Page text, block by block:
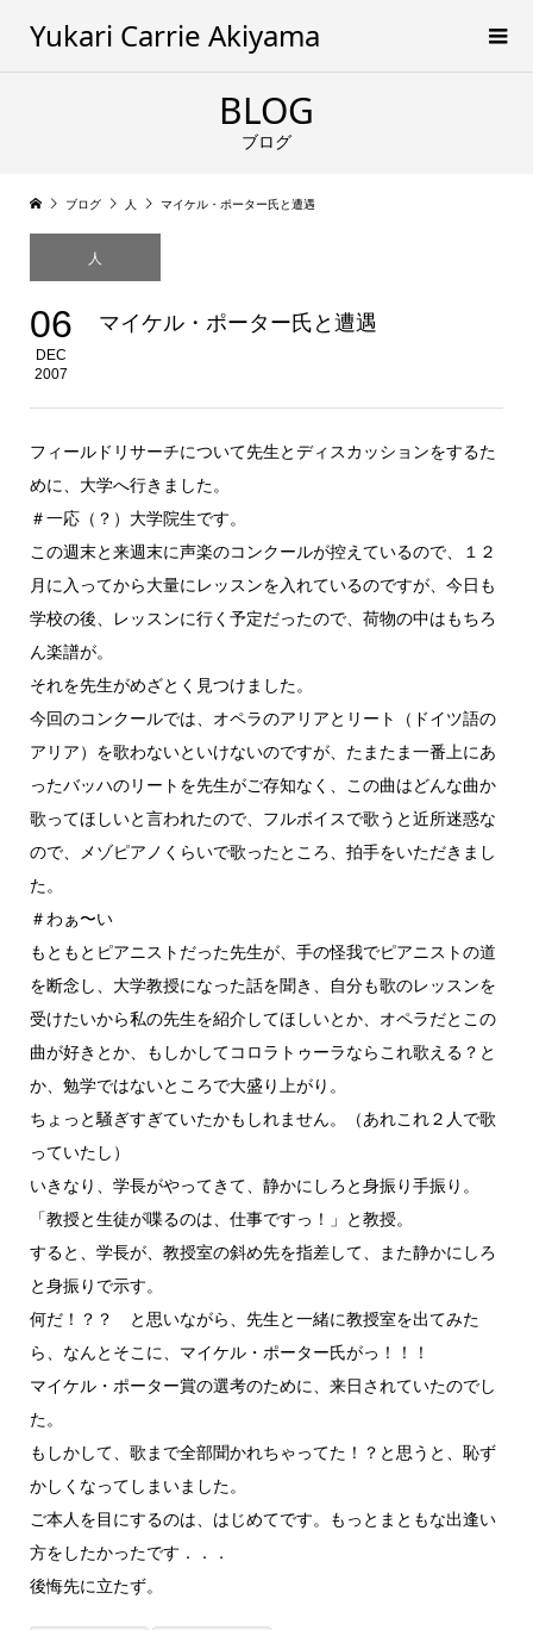
Yukari Carrie Akiyama
BLOG
ブログ
ブログ 人 マイケル・ポーター氏と遭遇
人
06
DEC
2007
マイケル・ポーター氏と遭遇
フィールドリサーチについて先生とディスカッションをするた
めに、大学へ行きました。
＃一応（？）大学院生です。
この週末と来週末に声楽のコンクールが控えているので、１２
月に入ってから大量にレッスンを入れているのですが、今日も
学校の後、レッスンに行く予定だったので、荷物の中はもちろ
ん楽譜が。
それを先生がめざとく見つけました。
今回のコンクールでは、オペラのアリアとリート（ドイツ語の
アリア）を歌わないといけないのですが、たまたま一番上にあ
ったバッハのリートを先生がご存知なく、この曲はどんな曲か
歌ってほしいと言われたので、フルボイスで歌うと近所迷惑な
ので、メゾピアノくらいで歌ったところ、拍手をいただきまし
た。
＃わぁ〜い
もともとピアニストだった先生が、手の怪我でピアニストの道
を断念し、大学教授になった話を聞き、自分も歌のレッスンを
受けたいから私の先生を紹介してほしいとか、オペラだとこの
曲が好きとか、もしかしてコロラトゥーラならこれ歌える？と
か、勉学ではないところで大盛り上がり。
ちょっと騒ぎすぎていたかもしれません。（あれこれ２人で歌
っていたし）
いきなり、学長がやってきて、静かにしろと身振り手振り。
「教授と生徒が喋るのは、仕事ですっ！」と教授。
すると、学長が、教授室の斜め先を指差して、また静かにしろ
と身振りで示す。
何だ！？？ と思いながら、先生と一緒に教授室を出てみた
ら、なんとそこに、マイケル・ポーター氏がっ！！！
マイケル・ポーター賞の選考のために、来日されていたのでし
た。
もしかして、歌まで全部聞かれちゃってた！？と思うと、恥ず
かしくなってしまいました。
ご本人を目にするのは、はじめてです。もっとまともな出逢い
方をしたかったです．．．
後悔先に立たず。